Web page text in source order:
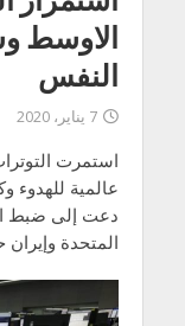
الاوسط
النفس
7 يناير، 2020
استمرت
عالمية للهدوء
دعت إلى ضبط
المتحدة